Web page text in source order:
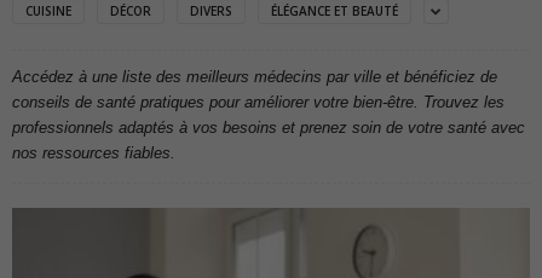
CUISINE DÉCOR DIVERS ÉLÉGANCE ET BEAUTÉ
Accédez à une liste des meilleurs médecins par ville et bénéficiez de
conseils de santé pratiques pour améliorer votre bien-être. Trouvez les
professionnels adaptés à vos besoins et prenez soin de votre santé avec
nos ressources fiables.